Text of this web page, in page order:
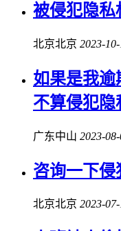
被侵犯隐私
北京北京 2023-
如果是我逾
不算侵犯隐
广东中山 2023-
咨询一下侵
北京北京 2023-